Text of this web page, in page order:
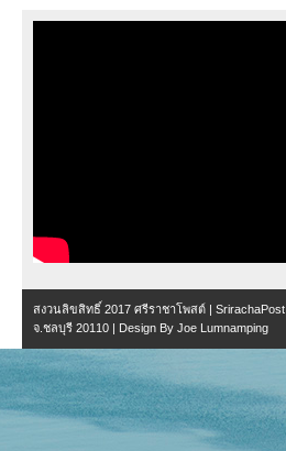
สงวนลิขสิทธิ์ 2017 ศรีราชาโพสต์ | SrirachaPost
จ.ชลบุรี 20110 | Design By Joe Lumnamping